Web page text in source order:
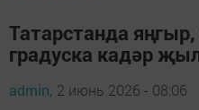
Татарстанда
градуска кадәр
admin, 2 июнь 2026 - 08:06